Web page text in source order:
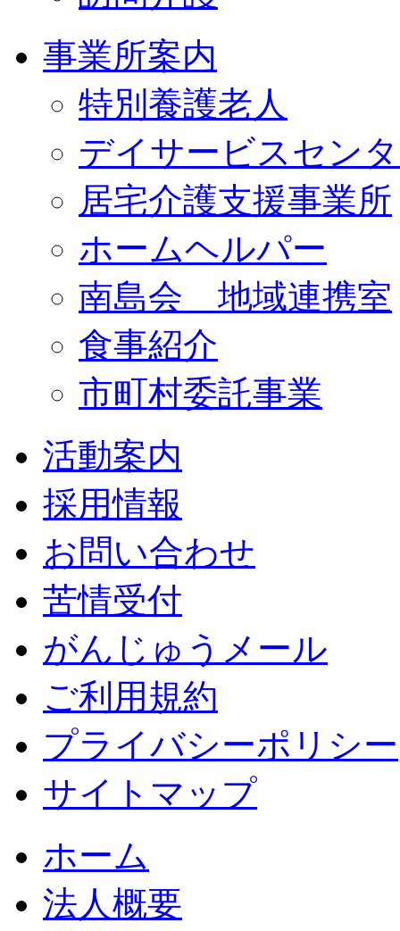
事業所案内
特別養護老人
デイサービスセン
居宅介護支援事業所
ホームヘルパー
南島会 地域連携室
食事紹介
市町村委託事業
活動案内
採用情報
お問い合わせ
苦情受付
がんじゅうメール
ご利用規約
プライバシーポリシー
サイトマップ
ホーム
法人概要